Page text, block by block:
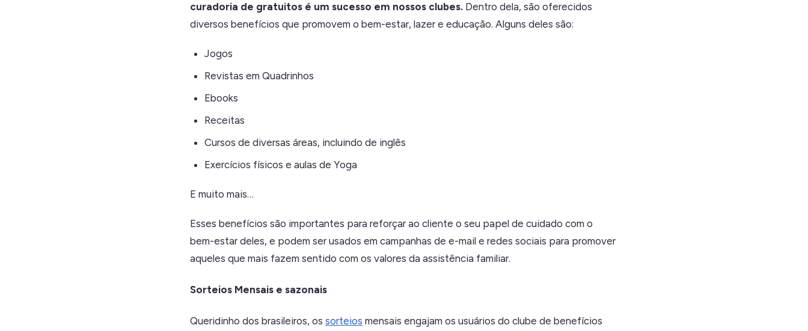
curadoria de gratuitos é um sucesso em nossos clubes. Dentro dela, são oferecidos
diversos benefícios que promovem o bem-estar, lazer e educação. Alguns deles são:
Jogos
Revistas em Quadrinhos
Ebooks
Receitas
Cursos de diversas áreas, incluindo de inglês
Exercícios físicos e aulas de Yoga
E muito mais…
Esses benefícios são importantes para reforçar ao cliente o seu papel de cuidado com o
bem-estar deles, e podem ser usados em campanhas de e-mail e redes sociais para promover
aqueles que mais fazem sentido com os valores da assistência familiar.
Sorteios Mensais e sazonais
Queridinho dos brasileiros, os sorteios mensais engajam os usuários do clube de benefícios